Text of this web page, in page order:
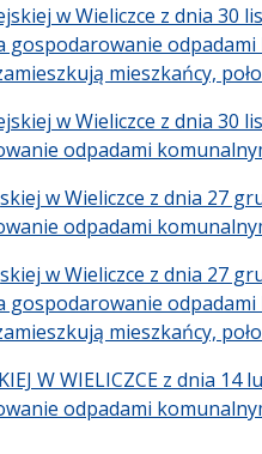
w Wieliczce z dnia 30
gospodarowanie
mieszkańcy,
w Wieliczce z dnia 30
odpadami
w Wieliczce z dnia 27
odpadami
w Wieliczce z dnia 27
gospodarowanie
mieszkańcy,
W WIELICZCE z dnia
odpadami